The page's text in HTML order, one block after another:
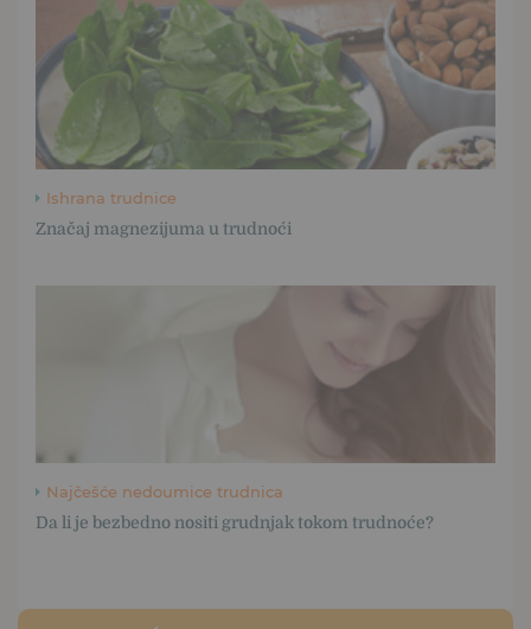
Ishrana trudnice
Značaj magnezijuma u trudnoći
Najčešće nedoumice trudnica
Da li je bezbedno nositi grudnjak tokom trudnoće?